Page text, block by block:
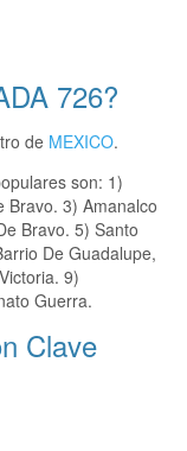
726?
de MEXICO.
son: 1)
Bravo. 3) Amanalco
Bravo. 5) Santo
De Guadalupe,
9)
Guerra.
Clave